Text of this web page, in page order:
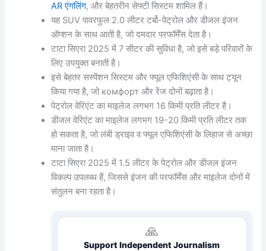
AR एंगलिंग, और बेहतरीन सेफ्टी सिस्टम शामिल हैं।
यह SUV पावरफुल 2.0 लीटर टर्बो-पेट्रोल और डीजल इंजन
ऑप्शन के साथ आती है, जो दमदार परफॉर्मेंस देता है।
टाटा सिएरा 2025 में 7 सीटर की सुविधा है, जो इसे बड़े परिवारों के
लिए उपयुक्त बनाती है।
इसे बेहतर सस्पेंशन सिस्टम और फ्यूल एफिशिएंसी के साथ ट्यून
किया गया है, जो комфорт और रेंज दोनों बढ़ाता है।
पेट्रोल वेरिएंट का माइलेज लगभग 16 किमी प्रति लीटर है।
डीजल वेरिएंट का माइलेज लगभग 19-20 किमी प्रति लीटर तक
हो सकता है, जो लंबी ड्राइव व फ्यूल एफिशिएंसी के लिहाज से अच्छा
माना जाता है।
टाटा सिएरा 2025 में 1.5 लीटर के पेट्रोल और डीजल इंजन
विकल्प उपलब्ध हैं, जिससे इंजन की परफॉर्मेंस और माइलेज दोनों में
संतुलन बना रहता है।
🙏
Support Independent Journalism